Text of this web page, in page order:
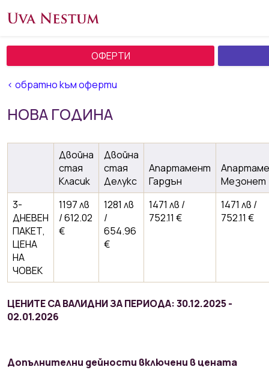
ОФЕРТИ
< обратно към оферти
НОВА ГОДИНА
Двойна
стая
Класик
Двойна
стая
Делукс
Апартамент
Гардън
Мезонет
3-
ДНЕВЕН
ПАКЕТ,
ЦЕНА
НА
ЧОВЕК
1197 лв
/ 612.02
€
1281 лв
/
654.96
€
1471 лв /
752.11 €
1471 лв /
752.11 €
ЦЕНИТЕ СА ВАЛИДНИ ЗА ПЕРИОДА: 30.12.2025 -
02.01.2026
Допълнителни дейности включени в цената